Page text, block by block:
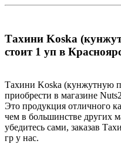
Тахини Koska
стоит 1 уп в
Тахини Koska (кунжутную
приобрести в магазине
Это продукция отличного
чем в большинстве других
убедитесь сами, заказав
гр у нас.